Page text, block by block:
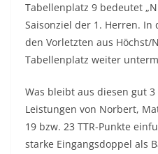
Tabellenplatz 9 bedeutet
Saisonziel der 1. Herren. In
den Vorletzten aus Höchst/
Tabellenplatz weiter
Was bleibt aus diesen gut
Leistungen von Norbert,
19 bzw. 23 TTR-Punkte
starke Eingangsdoppel als